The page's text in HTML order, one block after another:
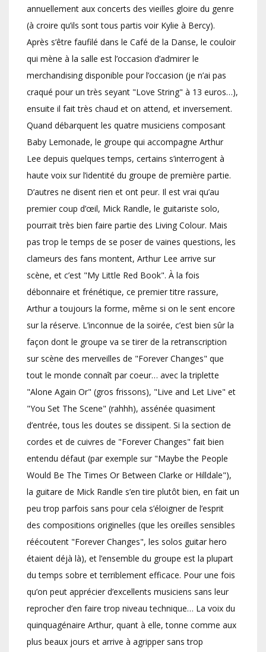
annuellement aux concerts des vieilles gloire du genre
(à croire qu’ils sont tous partis voir Kylie à Bercy).
Après s’être faufilé dans le Café de la Danse, le couloir
qui mène à la salle est l’occasion d’admirer le
merchandising disponible pour l’occasion (je n’ai pas
craqué pour un très seyant "Love String" à 13 euros…),
ensuite il fait très chaud et on attend, et inversement.
Quand débarquent les quatre musiciens composant
Baby Lemonade, le groupe qui accompagne Arthur
Lee depuis quelques temps, certains s’interrogent à
haute voix sur l’identité du groupe de première partie.
D’autres ne disent rien et ont peur. Il est vrai qu’au
premier coup d’œil, Mick Randle, le guitariste solo,
pourrait très bien faire partie des Living Colour. Mais
pas trop le temps de se poser de vaines questions, les
clameurs des fans montent, Arthur Lee arrive sur
scène, et c’est "My Little Red Book". À la fois
débonnaire et frénétique, ce premier titre rassure,
Arthur a toujours la forme, même si on le sent encore
sur la réserve. L’inconnue de la soirée, c’est bien sûr la
façon dont le groupe va se tirer de la retranscription
sur scène des merveilles de "Forever Changes" que
tout le monde connaît par coeur… avec la triplette
"Alone Again Or" (gros frissons), "Live and Let Live" et
"You Set The Scene" (rahhh), assénée quasiment
d’entrée, tous les doutes se dissipent. Si la section de
cordes et de cuivres de "Forever Changes" fait bien
entendu défaut (par exemple sur "Maybe the People
Would Be The Times Or Between Clarke or Hilldale"),
la guitare de Mick Randle s’en tire plutôt bien, en fait un
peu trop parfois sans pour cela s’éloigner de l’esprit
des compositions originelles (que les oreilles sensibles
réécoutent "Forever Changes", les solos guitar hero
étaient déjà là), et l’ensemble du groupe est la plupart
du temps sobre et terriblement efficace. Pour une fois
qu’on peut apprécier d’excellents musiciens sans leur
reprocher d’en faire trop niveau technique… La voix du
quinquagénaire Arthur, quant à elle, tonne comme aux
plus beaux jours et arrive à agripper sans trop